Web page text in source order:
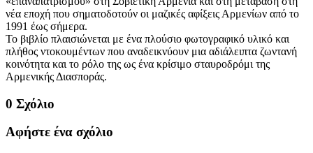
νέα εποχή που σηματοδοτούν οι μαζικές αφίξεις Αρμενίων από το
1991 έως σήμερα.
Το βιβλίο πλαισιώνεται με ένα πλούσιο φωτογραφικό υλικό και
πλήθος ντοκουμέντων που αναδεικνύουν μια αδιάλειπτα ζωντανή
κοινότητα και το ρόλο της ως ένα κρίσιμο σταυροδρόμι της
Αρμενικής Διασποράς.
0 Σχόλιο
Αφήστε ένα σχόλιο